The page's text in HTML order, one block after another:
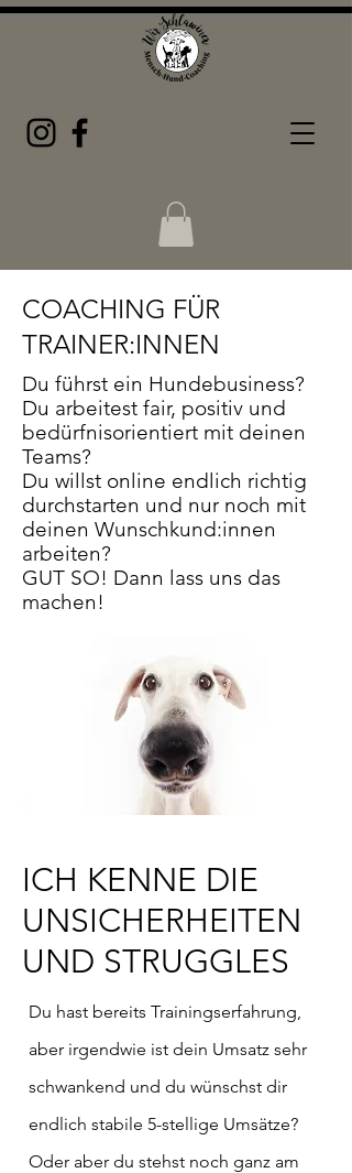
COACHING FÜR
TRAINER:INNEN
Du führst ein Hundebusiness?
Du arbeitest fair, positiv und
bedürfnisorientiert mit deinen
Teams?
Du willst online endlich richtig
durchstarten und nur noch mit
deinen Wunschkund:innen
arbeiten?
GUT SO! Dann lass uns das
machen!
ICH KENNE DIE
UNSICHERHEITEN
UND STRUGGLES
Du hast bereits Trainingserfahrung,
aber irgendwie ist dein Umsatz sehr
schwankend und du wünschst dir
endlich stabile 5-stellige Umsätze?
Oder aber du stehst noch ganz am